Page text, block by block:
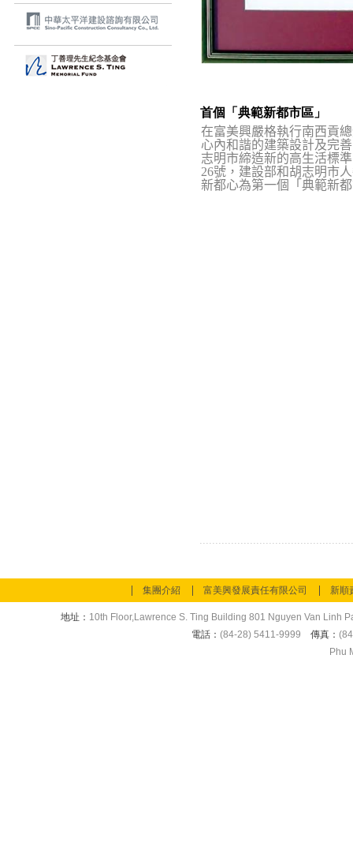
首個「典範新都市區」
在富美興嚴格執行南西貢
心內和諧的建築設計及完
志明市締造新的高生活標
26號，建設部和胡志明市
新都心為第一個「典範新
集團介紹 富美興發展責任有限公司 新順
地址： 10th Floor,Lawrence S. Ting Building 801 Nguyen Van Linh
電話： (84-28) 5411-9999 傳真：
Phu